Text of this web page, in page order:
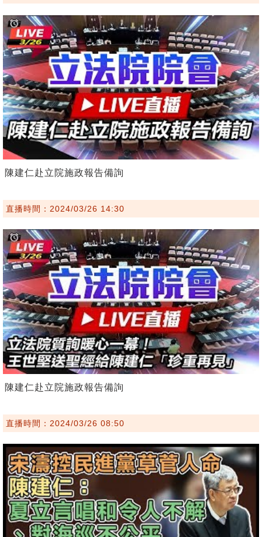
陳建仁赴立院施政報告備詢
直播時間：2024/03/26 14:30
陳建仁赴立院施政報告備詢
直播時間：2024/03/26 08:50